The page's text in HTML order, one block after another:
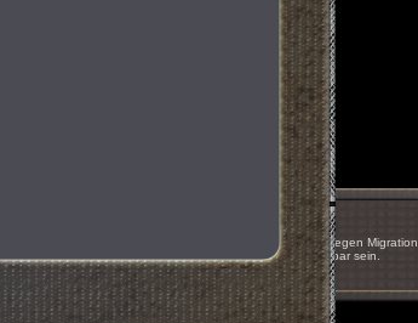
Das Spiel wird innerhalb der nächsten Wochen wegen Migration
auf einen anderen Server kurzzeitig nicht erreichbar sein.
nächste